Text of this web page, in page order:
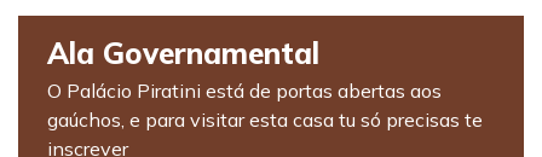
Ala Governamental
O Palácio Piratini está de portas abertas aos
gaúchos, e para visitar esta casa tu só precisas te
inscrever